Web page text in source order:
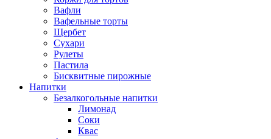
Вафли
Вафельные торты
Щербет
Сухари
Рулеты
Пастила
Бисквитные пирожные
Напитки
Безалкогольные напитки
Лимонад
Соки
Квас